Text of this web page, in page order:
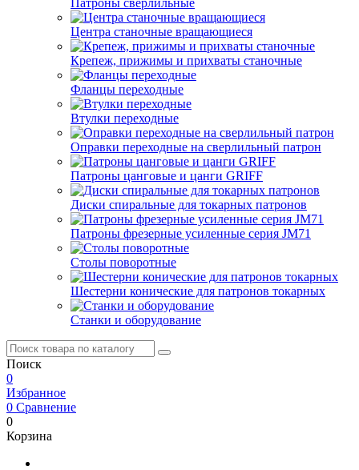
Патроны сверлильные
Центра станочные вращающиеся
Крепеж, прижимы и прихваты станочные
Фланцы переходные
Втулки переходные
Оправки переходные на сверлильный патрон
Патроны цанговые и цанги GRIFF
Диски спиральные для токарных патронов
Патроны фрезерные усиленные серия JM71
Столы поворотные
Шестерни конические для патронов токарных
Станки и оборудование
Поиск
0
Избранное
0 Сравнение
0
Корзина